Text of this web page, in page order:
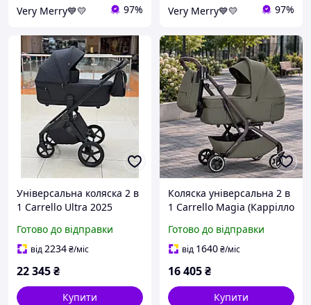
Very Merry💙💛 97% Very Merry💙💛 97%
Універсальна коляска 2 в
1 Carrello Ultra 2025
6527 Basalt Black (чорний
колір)
Готово до відправки
від2234₴/міс
22 345₴
Купити
Коляска універсальна 2 в
1 Carrello Magia (Каррілло
Green (зелений колір)
Готово до відправки
від 1640₴/міс
16 405₴
Купити